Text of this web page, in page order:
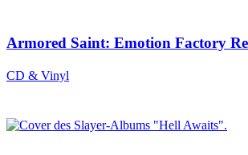
Armored Saint: Emotion Factory
CD & Vinyl